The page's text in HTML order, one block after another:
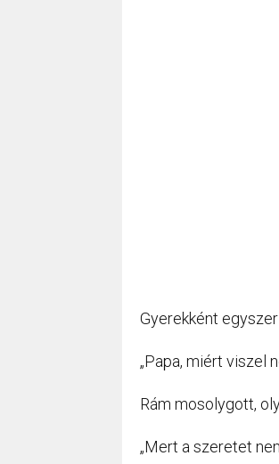
Gyerekként
„Papa, miért viszel
Rám mosolygott,
„Mert a szeretet